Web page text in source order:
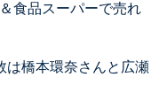
食品スーパーで売れ
橋本環奈さんと広瀬